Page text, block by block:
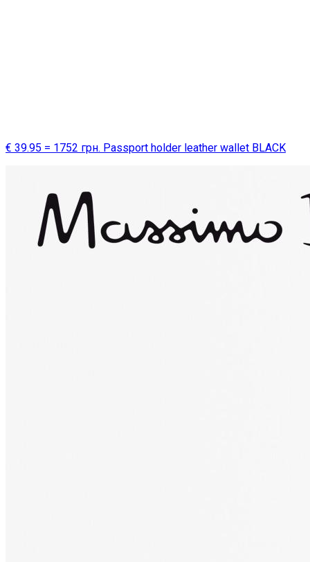
€ 39.95 = 1752 грн. Passport holder leather wallet BLACK